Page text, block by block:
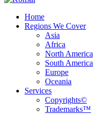
Home
Regions We Cover
Asia
Africa
North America
South America
Europe
Oceania
Services
Copyrights©
Trademarks™